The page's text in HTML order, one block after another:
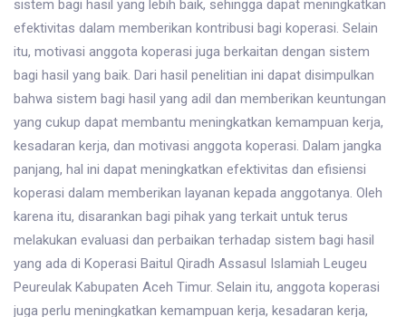
sistem bagi hasil yang lebih baik, sehingga dapat meningkatkan
efektivitas dalam memberikan kontribusi bagi koperasi. Selain
itu, motivasi anggota koperasi juga berkaitan dengan sistem
bagi hasil yang baik. Dari hasil penelitian ini dapat disimpulkan
bahwa sistem bagi hasil yang adil dan memberikan keuntungan
yang cukup dapat membantu meningkatkan kemampuan kerja,
kesadaran kerja, dan motivasi anggota koperasi. Dalam jangka
panjang, hal ini dapat meningkatkan efektivitas dan efisiensi
koperasi dalam memberikan layanan kepada anggotanya. Oleh
karena itu, disarankan bagi pihak yang terkait untuk terus
melakukan evaluasi dan perbaikan terhadap sistem bagi hasil
yang ada di Koperasi Baitul Qiradh Assasul Islamiah Leugeu
Peureulak Kabupaten Aceh Timur. Selain itu, anggota koperasi
juga perlu meningkatkan kemampuan kerja, kesadaran kerja,